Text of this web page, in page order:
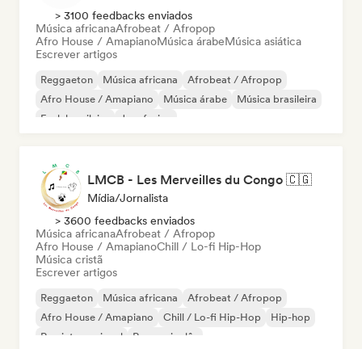
> 3100 feedbacks enviados
Música africanaAfrobeat / Afropop
Afro House / AmapianoMúsica árabeMúsica asiática
Escrever artigos
Reggaeton Música africana
Afrobeat / Afropop
Afro House / Amapiano
Música árabe
Música brasileira
Funk brasileiro
Jazz fusion
LMCB - Les Merveilles du Congo 🇨🇬
Mídia/Jornalista
> 3600 feedbacks enviados
Música africanaAfrobeat / Afropop
Afro House / AmapianoChill / Lo-fi Hip-Hop
Música cristã
Escrever artigos
Reggaeton Música africana
Afrobeat / Afropop
Afro House / Amapiano
Chill / Lo-fi Hip-Hop
Hip-hop
Rap internacional
Rap em inglês